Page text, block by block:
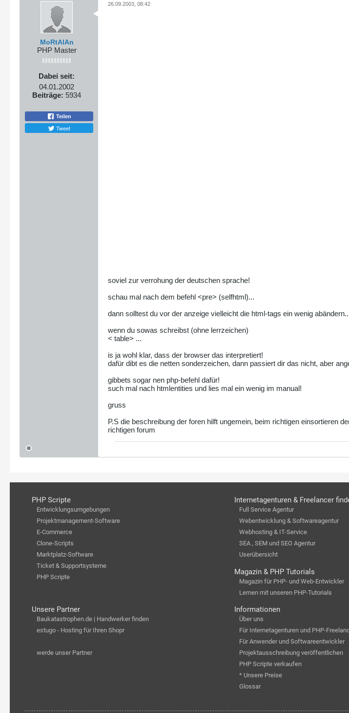
MoRtAlAn
PHP Master
Dabei seit:
04.01.2002
Beiträge: 5934
Teilen
Tweet
26.09.2003, 08:42
soviel zur verrohung der deutschen sprache!
schau mal nach dem befehl <pre> (selfhtml)...
dann solltest du vor der anzeige vielleicht die html-tags ein wenig
wenn du sowas schreibst (ohne lerrzeichen)
< table> ...
is ja wohl klar, dass der browser das interpretiert!
dafür dibt es die netten sonderzeichen, dann passiert dir das nicht, aber
gibbets sogar nen php-befehl dafür!
such mal nach htmlentities und lies mal ein wenig im manual!
gruss
P.S die beschreibung der foren hilft ungemein, beim richtigen einsortieren
richtigen forum
PHP Scripte
Entwicklungsumgebungen
Projektmanagement-Software
E-Commerce
Clone-Scripts
Marktplatz-Software
Ticket & Supportsysteme
PHP Scripte
Internetagenturen & Freelancer
Full Service Agentur
Webentwicklung & Softwareagentur
Webhosting & IT-Service
SEA , SEM und SEO Agentur
Userübersicht
Magazin & PHP Tutorials
Magazin für PHP- und Web-Entwickler
Lernen mit unseren PHP-Tutorials
Unsere Partner
Baukatastrophen.de | Handwerker finden
estugo - Hosting für Ihren Shopr
werde unser Partner
Informationen
Über uns
Für Internetagenturen und PHP-
Für Anwender und Softwareentwickler
Projektausschreibung veröffentlichen
PHP Scripte verkaufen
* Unsere Preise
Glossar